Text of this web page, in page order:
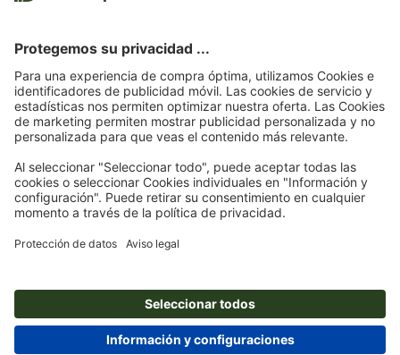
nuestro boletín. Por supuesto, te puedes dar de baja en cualquier momento. Importe
máximo del descuento: 150 € del valor del pedido (sin IVA). Canjeable sólo una vez.
Sin pedido mínimo. No canjeable por dinero en efectivo. No acumulable con otras
promociones ni códigos de descuento.La validez del cupón es de seis semanas tras
la recepción.
3
cesta, y ahorra en productos seleccionados. Sin pedido mínimo. Canjeable varias
veces. No canjeable por dinero en efectivo. No acumulable con otras promociones.
La promoción es válida hasta el 31/08/2026 inclusive.
productos seleccionados. Sin pedido mínimo. Canjeable varias veces. No canjeable